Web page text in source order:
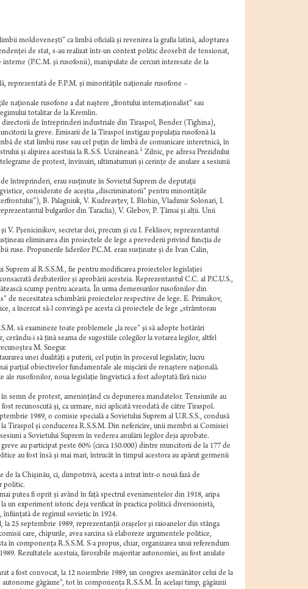
moldoveneşti” ca limbă oficială şi revenirea la grafia latină, adoptarea
de stat, s-au realizat într-un context politic deosebit de tensionat,
(P.C.M. şi rusofonii), manipulate de cercuri interesate de la
reprezentată de F.P.M. şi minorităţile naţionale rusofone –
naţionale rusofone a dat naştere „frontului internaţionalist” sau
totalitar de la Kremlin.
directorii de întreprinderi industriale din Tiraspol, Bender (Tighina),
la greve. Emisarii de la Tiraspol instigau populaţia rusofonă la
de stat limbii ruse sau cel puţin de limbă de comunicare interetnică, în
şi alipirea acestuia la R.S.S. Ucraineană. 1 Zilnic, pe adresa Prezidiului
de protest, învinuiri, ultimatumuri şi cerinţe de anulare a sesiunii
întreprinderi, erau susţinute în Sovietul Suprem de deputaţii
considerate de aceştia „discriminatorii” pentru minorităţile
B. Palagniuk, V. Kudreavţev, I. Blohin, Vladimir Solonari, I.
bulgarilor din Taraclia), V. Glebov, P. Ţâmai şi alţii. Unii
V. Pşenicinikov, secretar doi, precum şi cu I. Feklisov, reprezentantul
eliminarea din proiectele de lege a prevederii privind funcţia de
ruse. Propunerile liderilor P.C.M. erau susţinute şi de Ivan Calin,
Suprem al R.S.S.M., fie pentru modificarea proiectelor legislaţiei
dezbaterilor şi aprobării acesteia. Reprezentantul C.C. al P.C.U.S.,
scump pentru aceasta. În urma demersurilor rusofonilor din
de necesitatea schimbării proiectelor respective de lege. E. Primakov,
a încercat să-l convingă pe acesta că proiectele de lege „strâmtorau
să examineze toate problemele „la rece” şi să adopte hotărâri
cerându-i să ţină seama de sugestiile colegilor la votarea legilor, altfel
M. Snegur.
unei dualităţi a puterii, cel puţin în procesul legislativ, lucru
parţial obiectivelor fundamentale ale mişcării de renaştere naţională.
rusofonilor, noua legislaţie lingvistică a fost adoptată fără nicio
semn de protest, ameninţând cu depunerea mandatelor. Tensiunile au
recunoscută şi, ca urmare, nici aplicată vreodată de către Tiraspol.
1989, o comisie specială a Sovietului Suprem al U.R.S.S., condusă
Tiraspol şi conducerea R.S.S.M. Din nefericire, unii membri ai Comisiei
a Sovietului Suprem în vederea anulării legilor deja aprobate.
au participat peste 60% (circa 150.000) dintre muncitorii de la 177 de
au fost însă şi mai mari, întrucât în timpul acestora au apărut germenii
la Chişinău, ci, dimpotrivă, acesta a intrat într-o nouă fază de
politic.
putea fi oprit şi având în faţă spectrul evenimentelor din 1918, aripa
un experiment istoric deja verificat în practica politică diversionistă,
înfiinţată de regimul sovietic în 1924.
25 septembrie 1989, reprezentanţii oraşelor şi raioanelor din stânga
care, chipurile, avea sarcina să elaboreze argumentele politice,
în componenţa R.S.S.M. S-a propus, chiar, organizarea unui referendum
Rezultatele acestuia, favorabile majoritar autonomiei, au fost anulate
a fost convocat, la 12 noiembrie 1989, un congres asemănător celui de la
găgăuze”, tot în componenţa R.S.S.M. În acelaşi timp, găgăuzii